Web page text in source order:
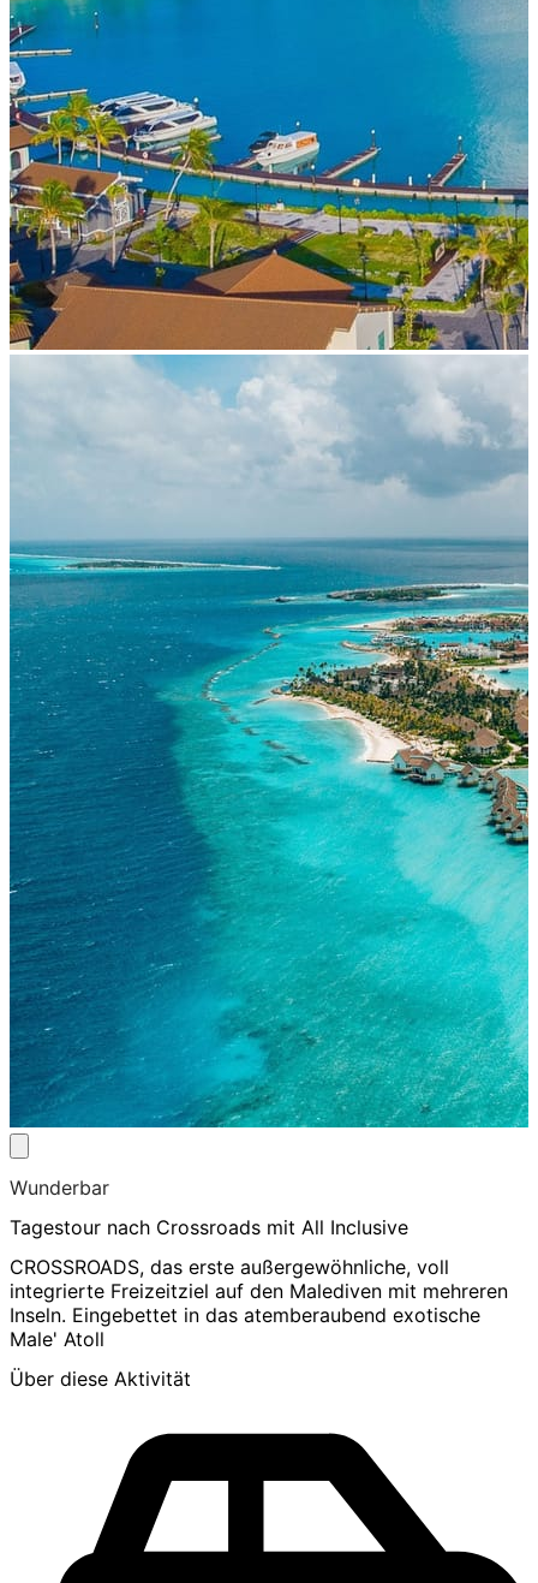
Wunderbar
Tagestour nach Crossroads mit All Inclusive
CROSSROADS, das erste außergewöhnliche, voll
integrierte Freizeitziel auf den Malediven mit mehreren
Inseln. Eingebettet in das atemberaubend exotische
Male' Atoll
Über diese Aktivität